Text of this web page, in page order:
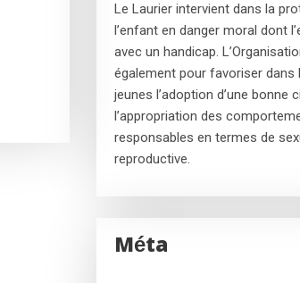
Le Laurier intervient dans la
l’enfant en danger moral dont
avec un handicap.
également pour favoriser dans
jeunes l’adoption d’une bonne
l’appropriation des
responsables en termes de
reproductive.
Méta